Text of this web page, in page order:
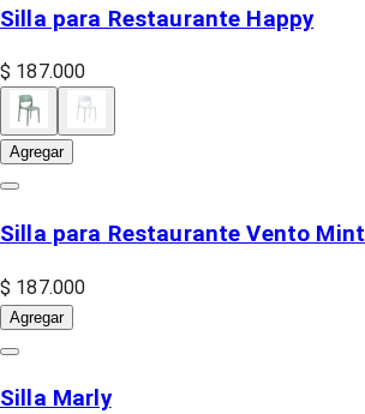
Silla para Restaurante Happy
$ 187.000
Agregar
Silla para Restaurante Vento Mint
$ 187.000
Agregar
Silla Marly